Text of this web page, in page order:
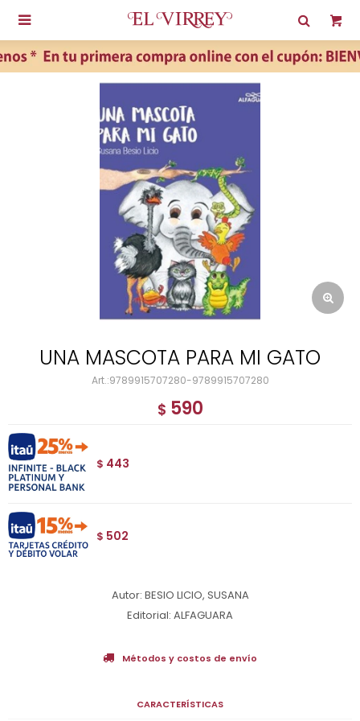

UNA MASCOTA PARA MI GATO
9789915707280-9789915707280
$ 590
$ 443
$ 502
Autor: BESIO LICIO, SUSANA
Editorial: ALFAGUARA
Métodos y costos de envío
CARACTERÍSTICAS